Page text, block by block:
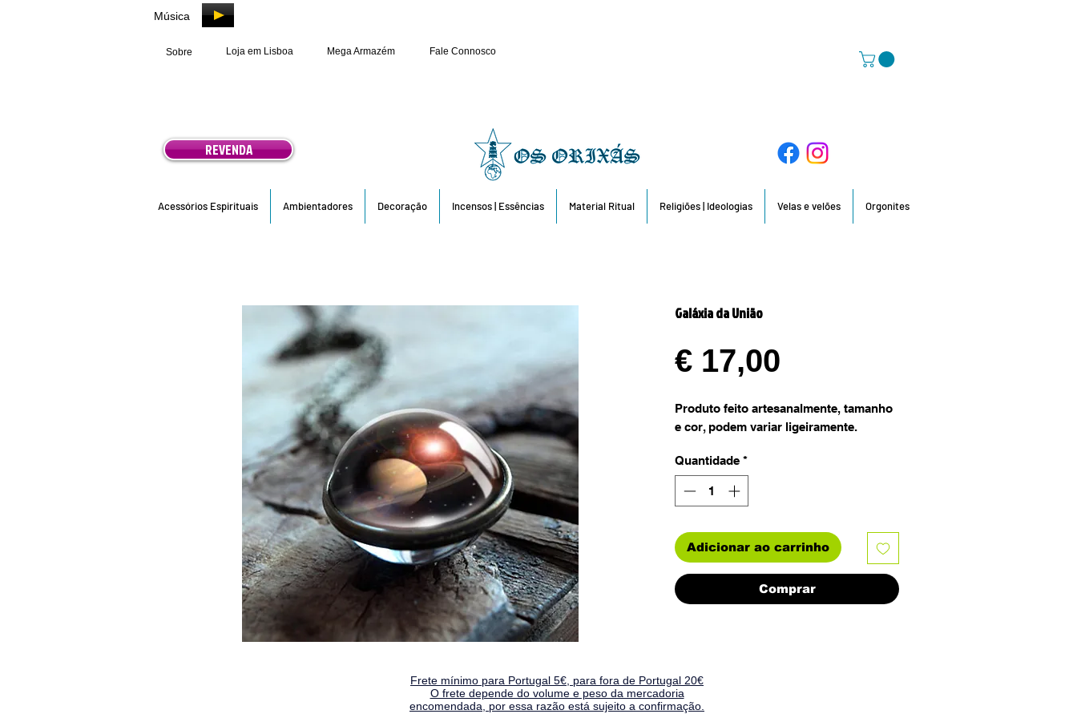
Música
Sobre Loja em Lisboa Mega Armazém Fale Connosco
REVENDA
Acessórios Espirituais Ambientadores Decoração Incensos | Essências Material Ritual Religiões | Ideologias Velas e velões Orgonites
Galáxia da União
€ 17,00
Produto feito artesanalmente, tamanho
e cor, podem variar ligeiramente.
Quantidade *
Adicionar ao carrinho
Comprar
Frete mínimo para Portugal 5€, para fora de Portugal 20€
O frete depende do volume e peso da mercadoria
encomendada, por essa razão está sujeito a confirmação.